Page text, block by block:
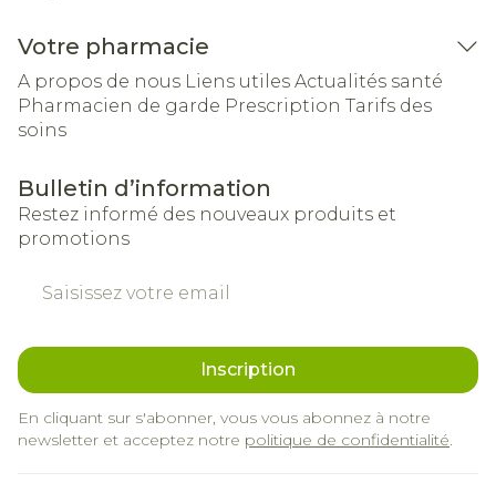
Votre pharmacie
A propos de nous Liens utiles Actualités santé
Pharmacien de garde Prescription Tarifs des
soins
Bulletin d’information
Restez informé des nouveaux produits et
promotions
Inscription
En cliquant sur s'abonner, vous vous abonnez à notre
newsletter et acceptez notre politique de confidentialité.